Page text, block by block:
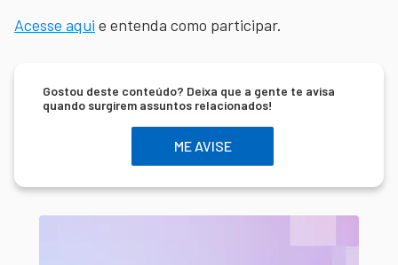
Acesse aqui e entenda como participar.
Gostou deste conteúdo? Deixa que a gente te avisa
quando surgirem assuntos relacionados!
ME AVISE